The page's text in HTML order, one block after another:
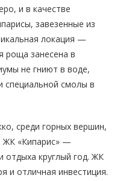
и в качестве
завезенные из
локация —
роща занесена в
не гниют в воде,
специальной смолы в
среди горных вершин,
ЖК «Кипарис» —
отдыха круглый год. ЖК
и отличная инвестиция.